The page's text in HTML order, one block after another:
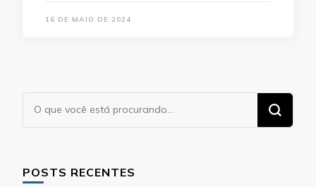
16 DE MAIO DE 2024
Procurando
algo?
POSTS RECENTES